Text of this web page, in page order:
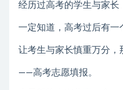
经历过高考的学生与家长
一定知道，高考过后有一
让考生与家长慎重万分，
——高考志愿填报。